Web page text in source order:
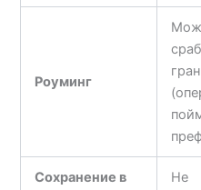
Роуминг
Сохранение в
Не